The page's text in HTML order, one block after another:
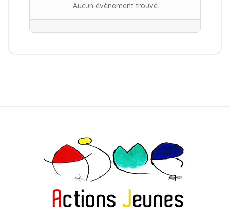
Aucun évènement trouvé